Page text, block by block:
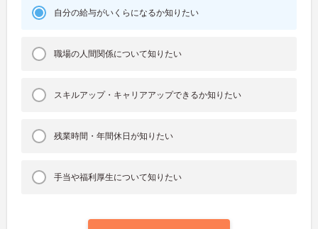
自分の給与がいくらになるか知りたい
職場の人間関係について知りたい
スキルアップ・キャリアアップできるか知りたい
残業時間・年間休日が知りたい
手当や福利厚生について知りたい